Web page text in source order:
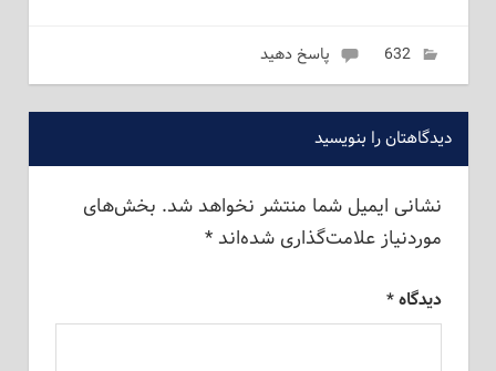
می 14, 2023
امیر نظری
632 پاسخ دهید
دیدگاهتان را بنویسید
نشانی ایمیل شما منتشر نخواهد شد. بخش‌های
موردنیاز علامت‌گذاری شده‌اند*
دیدگاه*